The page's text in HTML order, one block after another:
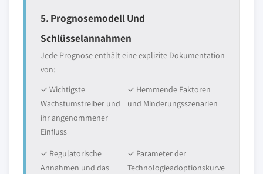
5. Prognosemodell Und
Schlüsselannahmen
Jede Prognose enthält eine explizite Dokumentation
von:
✓ Wichtigste
Wachstumstreiber und
ihr angenommener
Einfluss
✓ Hemmende Faktoren
und Minderungsszenarien
✓ Regulatorische
Annahmen und das
✓ Parameter der
Technologieadoptionskurve